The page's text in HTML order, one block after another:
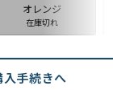
オレンジ
在庫切れ
入手続きへ